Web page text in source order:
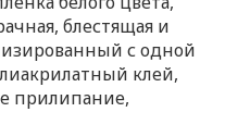
блестящая и
с одной
клей,
прилипание,